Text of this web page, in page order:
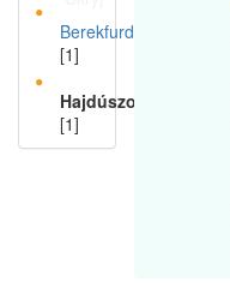
Berekfurdo
[1]
Hajdúszoboszló
[1]